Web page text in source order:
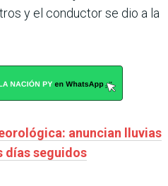
y el conductor se dio a la
anuncian lluvias
días seguidos